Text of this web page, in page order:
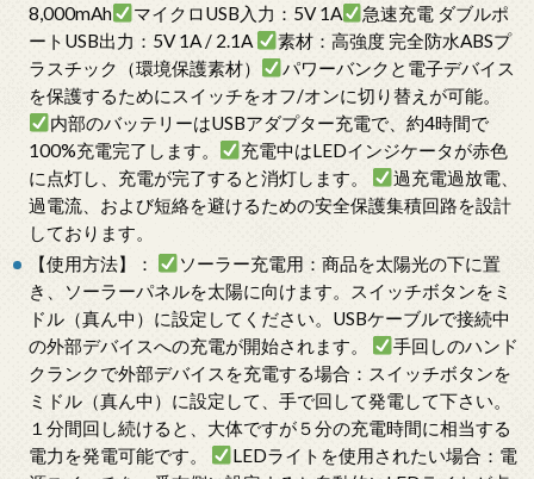
8,000mAh
マイクロUSB入力：5V 1A
急速充電 ダブルポ
ートUSB出力：5V 1A / 2.1A
素材：高強度 完全防水ABSプ
ラスチック（環境保護素材）
パワーバンクと電子デバイス
を保護するためにスイッチをオフ/オンに切り替えが可能。
内部のバッテリーはUSBアダプター充電で、約4時間で
100%充電完了します。
充電中はLEDインジケータが赤色
に点灯し、充電が完了すると消灯します。
過充電過放電、
過電流、および短絡を避けるための安全保護集積回路を設計
しております。
【使用方法】：
ソーラー充電用：商品を太陽光の下に置
き、ソーラーパネルを太陽に向けます。スイッチボタンをミ
ドル（真ん中）に設定してください。USBケーブルで接続中
の外部デバイスへの充電が開始されます。
手回しのハンド
クランクで外部デバイスを充電する場合：スイッチボタンを
ミドル（真ん中）に設定して、手で回して発電して下さい。
１分間回し続けると、大体ですが５分の充電時間に相当する
電力を発電可能です。
LEDライトを使用されたい場合：電